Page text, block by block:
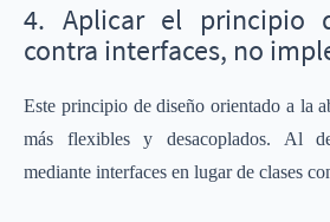
4. Aplicar el principio
contra interfaces, no
Este principio de diseño orientado a la
más flexibles y desacoplados. Al
mediante interfaces en lugar de clases